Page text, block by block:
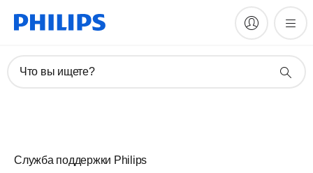
Что вы ищете?
Служба поддержки Philips